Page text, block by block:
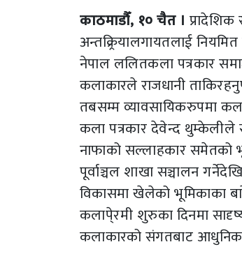
काठमाडौँ, १० चैत ।
अन्तक्र्रियालगायतलाई
नेपाल ललितकला पत्रकार
कलाकारले राजधानी
तबसम्म व्यावसायिकरुपमा
कला पत्रकार देवेन्द
नाफाको सल्लाहकार समेतको
पूर्वाञ्चल शाखा सञ्चालन
विकासमा खेलेको भूमिकाका
कलापे्रमी शुरुका दिनमा
कलाकारको संगतबाट